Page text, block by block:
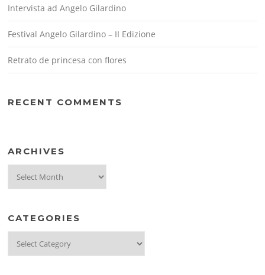
Intervista ad Angelo Gilardino
Festival Angelo Gilardino – II Edizione
Retrato de princesa con flores
RECENT COMMENTS
ARCHIVES
CATEGORIES